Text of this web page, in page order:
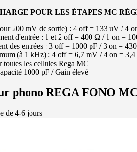
POUR LES ÉTAPES MC
200 mV de sortie) : 4 off = 133 uV / 4
d'entrée : 1 et 2 off = 400 Ω / 1 on =
des entrées : 3 off = 1000 pF / 3 on =
(à 1 kHz) : 4 off = 6,7 mV / 4 on =
toutes les cellules Rega MC
1000 pF / Gain élevé
phono REGA FONO
de 4-6 jours